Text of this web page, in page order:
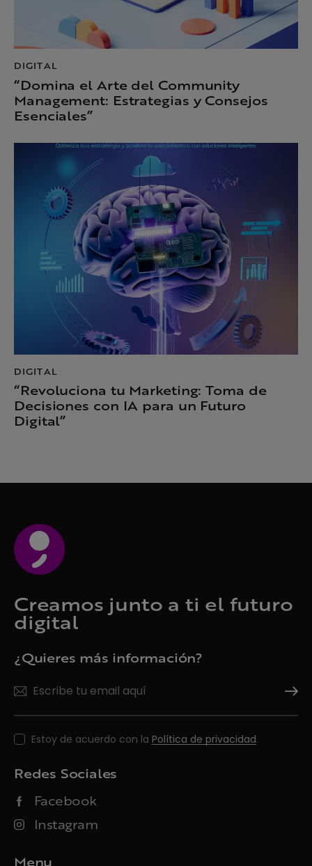
DIGITAL
“Domina el Arte del Community
Management: Estrategias y Consejos
Esenciales”
DIGITAL
“Revoluciona tu Marketing: Toma de
Decisiones con IA para un Futuro
Digital”
Creamos junto a ti el futuro
digital
¿Quieres más información?
Estoy de acuerdo con la Política de privacidad.
Redes Sociales
Facebook
Instagram
Menu